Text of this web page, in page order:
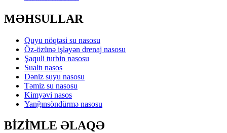
MƏHSULLAR
Quyu nöqtəsi su nasosu
Öz-özünə işləyən drenaj nasosu
Şaquli turbin nasosu
Sualtı nasos
Dəniz suyu nasosu
Təmiz su nasosu
Kimyəvi nasos
Yanğınsöndürmə nasosu
BİZİMLE ƏLAQƏ